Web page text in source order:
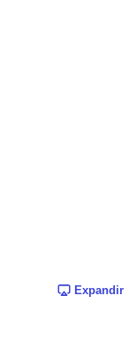
Expandir